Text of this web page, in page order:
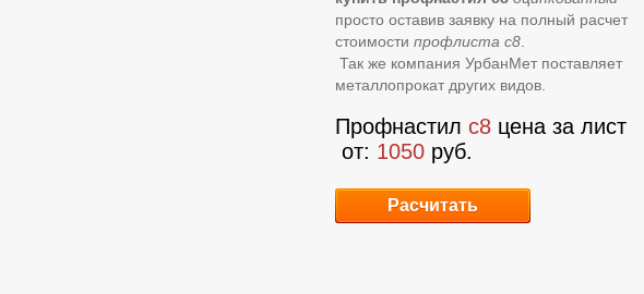
просто оставив заявку на полный расчет
стоимости профлиста с8
Так же компания УрбанМет поставляет
металлопрокат других видов.
Профнастил с8 цена за лист
от: 1050 руб.
Расчитать